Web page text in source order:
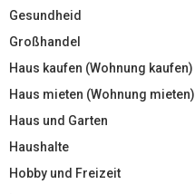
Gesundheid
Großhandel
Haus kaufen (Wohnung kaufen)
Haus mieten (Wohnung mieten)
Haus und Garten
Haushalte
Hobby und Freizeit